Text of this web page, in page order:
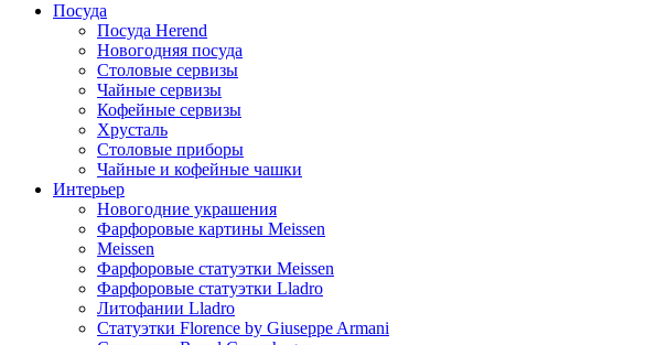
Посуда
Посуда Herend
Новогодняя посуда
Столовые сервизы
Чайные сервизы
Кофейные сервизы
Хрусталь
Столовые приборы
Чайные и кофейные чашки
Интерьер
Новогодние украшения
Фарфоровые картины Meissen
Meissen
Фарфоровые статуэтки Meissen
Фарфоровые статуэтки Lladro
Литофании Lladro
Статуэтки Florence by Giuseppe Armani